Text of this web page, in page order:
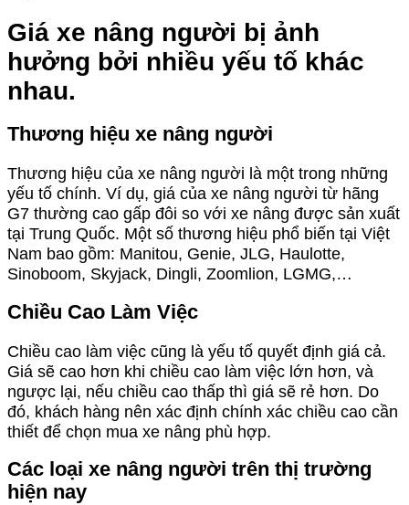
Giá xe nâng người bị ảnh
hưởng bởi nhiều yếu tố khác
nhau.
Thương hiệu xe nâng người
Thương hiệu của xe nâng người là một trong những
yếu tố chính. Ví dụ, giá của xe nâng người từ hãng
G7 thường cao gấp đôi so với xe nâng được sản xuất
tại Trung Quốc. Một số thương hiệu phổ biến tại Việt
Nam bao gồm: Manitou, Genie, JLG, Haulotte,
Sinoboom, Skyjack, Dingli, Zoomlion, LGMG,…
Chiều Cao Làm Việc
Chiều cao làm việc cũng là yếu tố quyết định giá cả.
Giá sẽ cao hơn khi chiều cao làm việc lớn hơn, và
ngược lại, nếu chiều cao thấp thì giá sẽ rẻ hơn. Do
đó, khách hàng nên xác định chính xác chiều cao cần
thiết để chọn mua xe nâng phù hợp.
Các loại xe nâng người trên thị trường
hiện nay